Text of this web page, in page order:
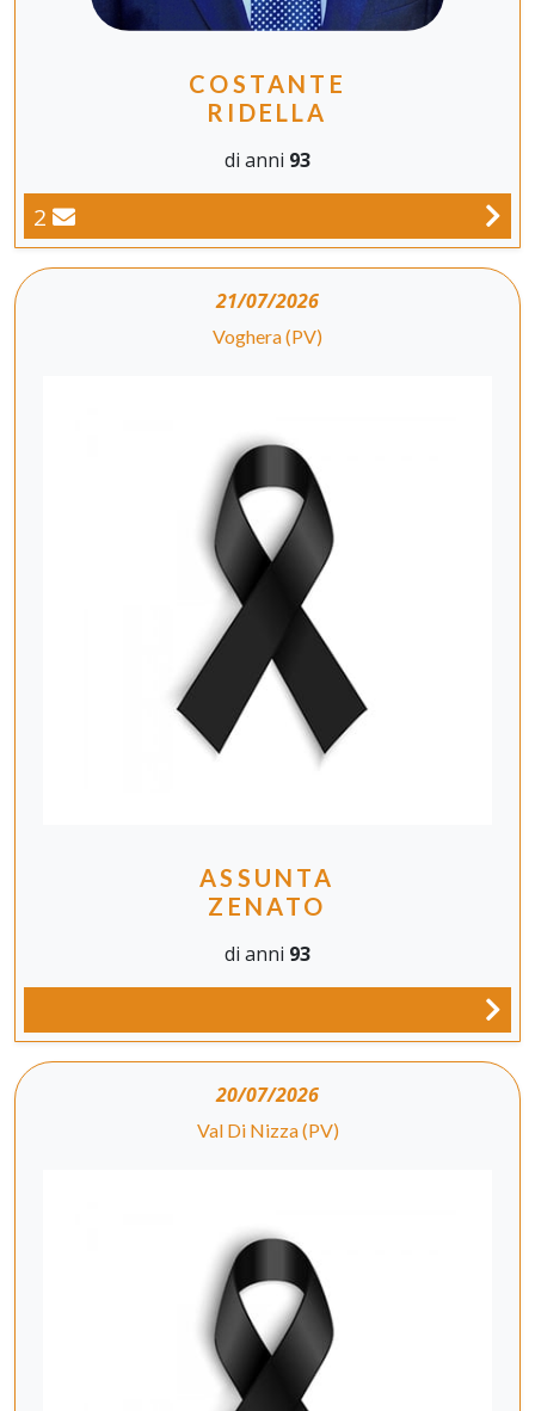
COSTANTE
RIDELLA
di anni 93
2
21/07/2026
Voghera (PV)
ASSUNTA
ZENATO
di anni 93
20/07/2026
Val Di Nizza (PV)